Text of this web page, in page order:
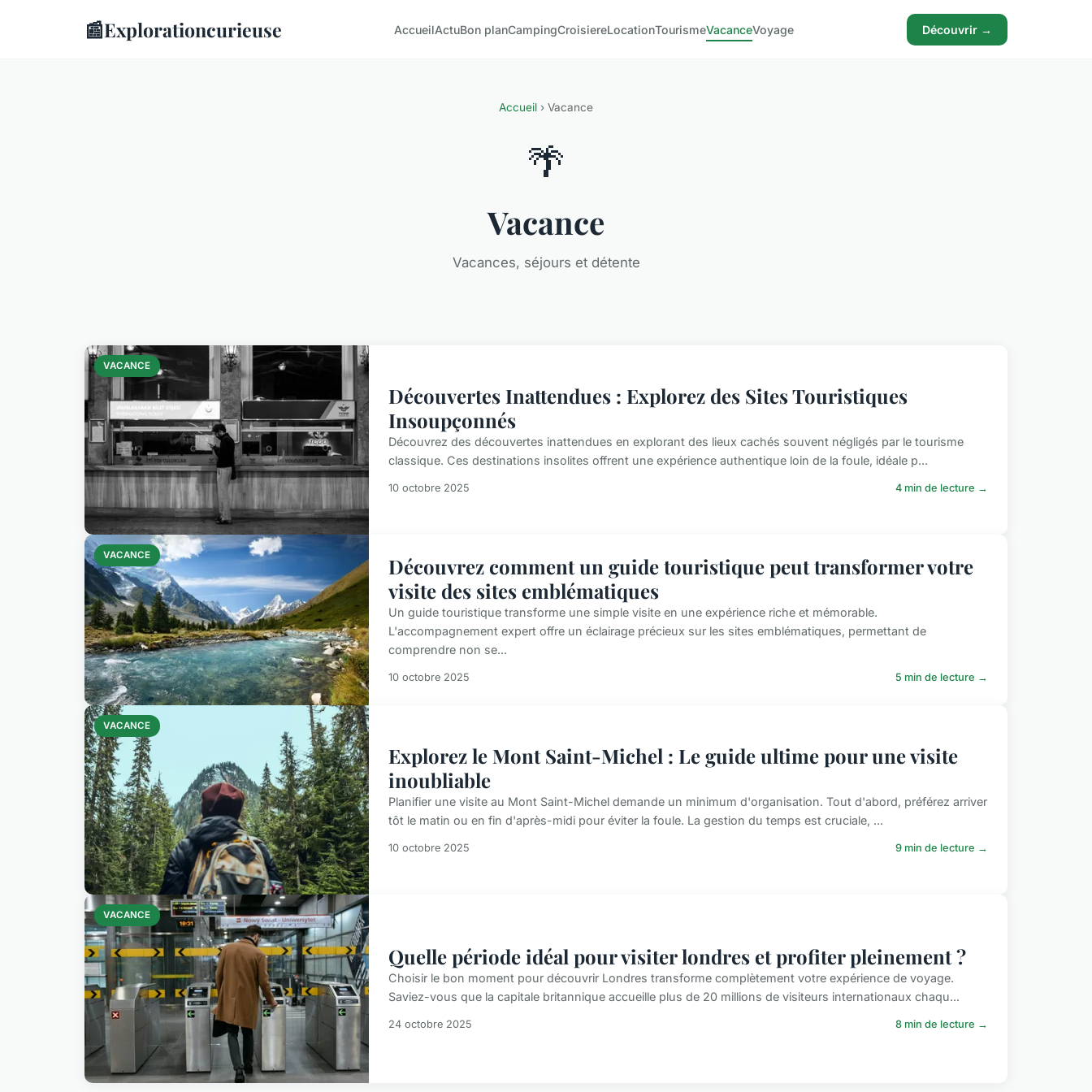
📰Explorationcurieuse AccueilActuBon planCampingCroisiereLocationTourismeVacanceVoyage Découvrir →
Accueil › Vacance
🌴
Vacance
Vacances, séjours et détente
VACANCE
Découvertes Inattendues : Explorez des Sites Touristiques
Insoupçonnés
Découvrez des découvertes inattendues en explorant des lieux cachés souvent négligés par le tourisme
classique. Ces destinations insolites offrent une expérience authentique loin de la foule, idéale p...
10 octobre 2025 4 min de lecture →
VACANCE
Découvrez comment un guide touristique peut transformer votre
visite des sites emblématiques
Un guide touristique transforme une simple visite en une expérience riche et mémorable.
L'accompagnement expert offre un éclairage précieux sur les sites emblématiques, permettant de
comprendre non se...
10 octobre 2025 5 min de lecture →
VACANCE
Explorez le Mont Saint-Michel : Le guide ultime pour une visite
inoubliable
Planifier une visite au Mont Saint-Michel demande un minimum d'organisation. Tout d'abord, préférez arriver
tôt le matin ou en fin d'après-midi pour éviter la foule. La gestion du temps est cruciale, ...
10 octobre 2025 9 min de lecture →
VACANCE
Quelle période idéal pour visiter londres et profiter pleinement ?
Choisir le bon moment pour découvrir Londres transforme complètement votre expérience de voyage.
Saviez-vous que la capitale britannique accueille plus de 20 millions de visiteurs internationaux chaqu...
24 octobre 2025 8 min de lecture →